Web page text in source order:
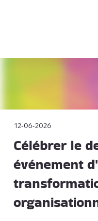
12-06-2026
Célébrer le
événement